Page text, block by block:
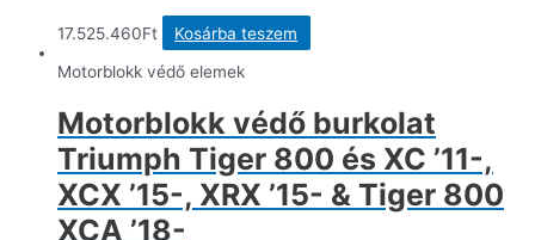
17.525.460Ft
Kosárba teszem
Motorblokk védő elemek
Motorblokk védő burkolat
Triumph Tiger 800 és XC ’11-,
XCX ’15-, XRX ’15- & Tiger 800
XCA ’18-